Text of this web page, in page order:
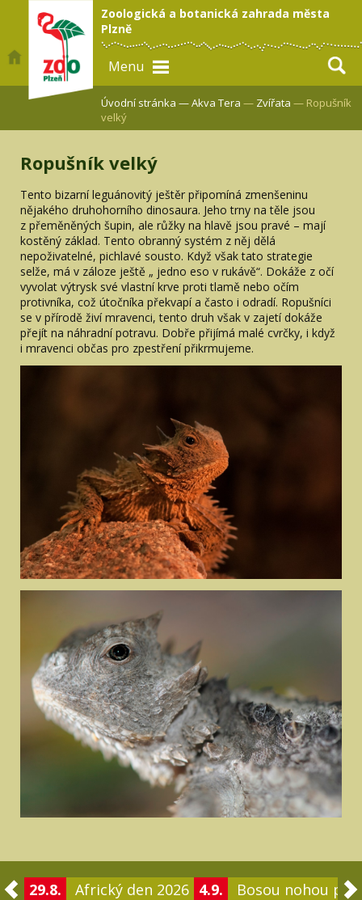
Zoologická a botanická zahrada města
Plzně
Menu
Úvodní stránka —Akva Tera — Zvířata — Ropušník
velký
Ropušník velký
Tento bizarní leguánovitý ještěr připomíná zmenšeninu
nějakého druhohorního dinosaura. Jeho trny na těle jsou
z přeměněných šupin, ale růžky na hlavě jsou pravé – mají
kostěný základ. Tento obranný systém z něj dělá
nepoživatelné, pichlavé sousto. Když však tato strategie
selže, má v záloze ještě „ jedno eso v rukávě“. Dokáže z očí
vyvolat výtrysk své vlastní krve proti tlamě nebo očím
protivníka, což útočníka překvapí a často i odradí. Ropušníci
se v přírodě živí mravenci, tento druh však v zajetí dokáže
přejít na náhradní potravu. Dobře přijímá malé cvrčky, i když
i mravenci občas pro zpestření přikrmujeme.
29.8. Africký den 2026 4.9. Bosou nohou po